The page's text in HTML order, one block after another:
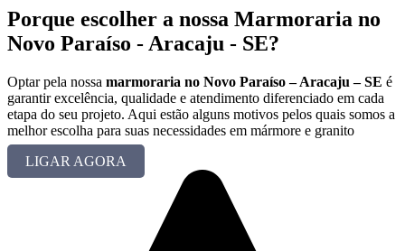
Porque escolher a nossa Marmoraria no
Novo Paraíso - Aracaju - SE?
Optar pela nossa marmoraria no Novo Paraíso – Aracaju – SE é
garantir excelência, qualidade e atendimento diferenciado em cada
etapa do seu projeto. Aqui estão alguns motivos pelos quais somos a
melhor escolha para suas necessidades em mármore e granito
LIGAR AGORA